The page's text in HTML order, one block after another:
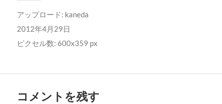
アップロード: kaneda
2012年4月29日
ピクセル数: 600x359 px
コメントを残す